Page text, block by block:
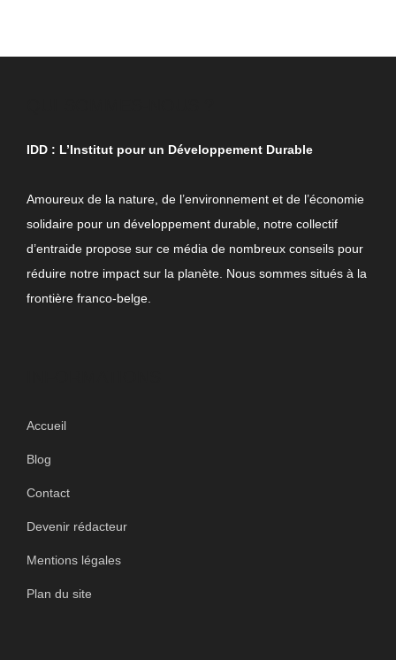
IDD : L’Institut pour un Développement Durable
Amoureux de la nature, de l’environnement et de l’économie
solidaire pour un développement durable, notre collectif
d’entraide propose sur ce média de nombreux conseils pour
réduire notre impact sur la planète. Nous sommes situés à la
frontière franco-belge.
Accueil
Blog
Contact
Devenir rédacteur
Mentions légales
Plan du site